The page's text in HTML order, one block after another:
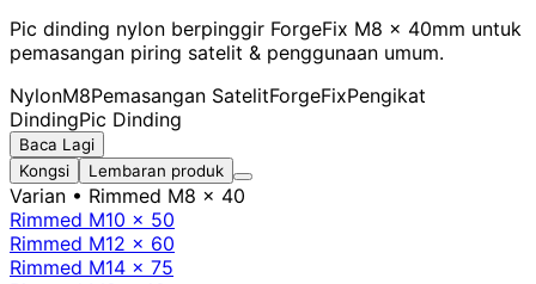
Pic dinding nylon berpinggir ForgeFix M8 x 40mm untuk
pemasangan piring satelit & penggunaan umum.
NylonM8Pemasangan SatelitForgeFixPengikat
DindingPic Dinding
Baca Lagi
Kongsi
Lembaran produk
Varian • Rimmed M8 x 40
Rimmed M10 x 50
Rimmed M12 x 60
Rimmed M14 x 75